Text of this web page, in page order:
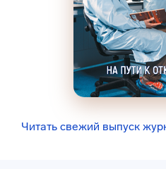
Читать свежий выпуск